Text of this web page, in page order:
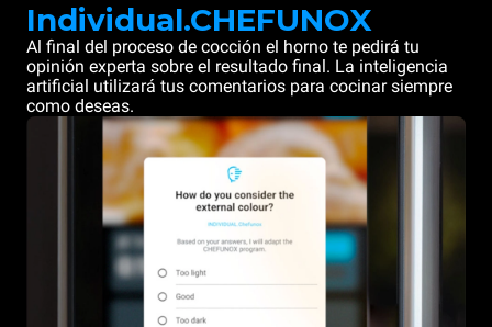
Individual.CHEFUNOX
Al final del proceso de cocción el horno te pedirá tu
opinión experta sobre el resultado final. La inteligencia
artificial utilizará tus comentarios para cocinar siempre
como deseas.